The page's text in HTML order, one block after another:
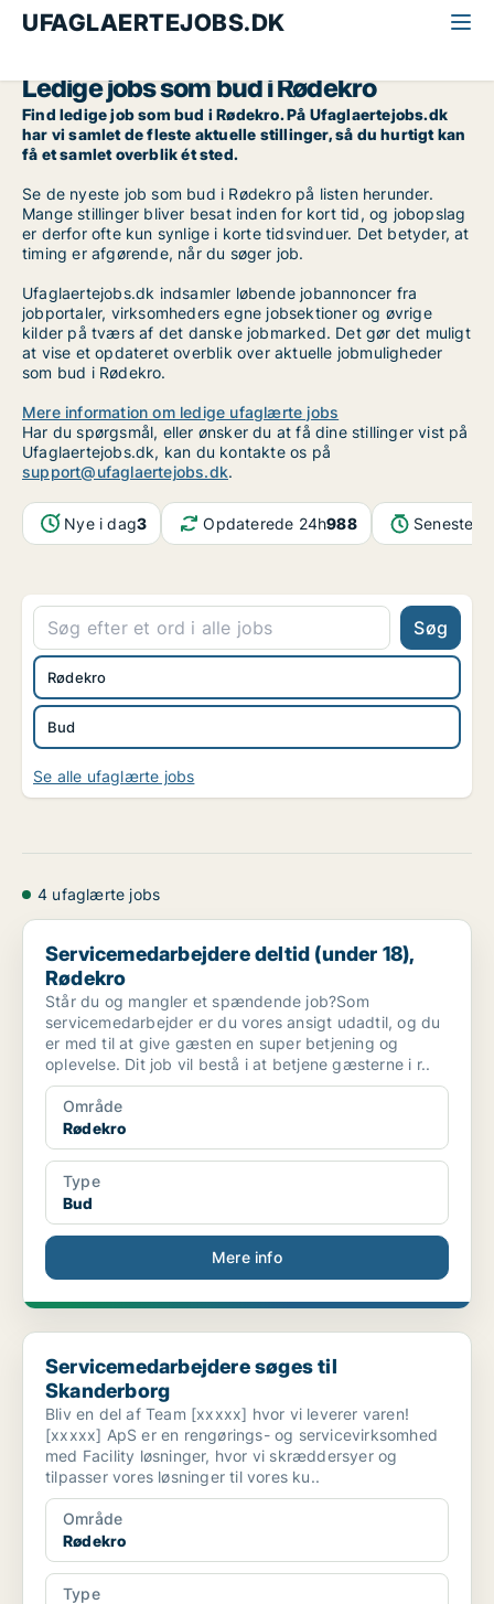
UFAGLAERTEJOBS.DK
Ledige jobs som bud i Rødekro
Find ledige job som bud i Rødekro. På Ufaglaertejobs.dk
har vi samlet de fleste aktuelle stillinger, så du hurtigt kan
få et samlet overblik ét sted.
Se de nyeste job som bud i Rødekro på listen herunder.
Mange stillinger bliver besat inden for kort tid, og jobopslag
er derfor ofte kun synlige i korte tidsvinduer. Det betyder, at
timing er afgørende, når du søger job.
Ufaglaertejobs.dk indsamler løbende jobannoncer fra
jobportaler, virksomheders egne jobsektioner og øvrige
kilder på tværs af det danske jobmarked. Det gør det muligt
at vise et opdateret overblik over aktuelle jobmuligheder
som bud i Rødekro.
Mere information om ledige ufaglærte jobs
Har du spørgsmål, eller ønsker du at få dine stillinger vist på
Ufaglaertejobs.dk, kan du kontakte os på
support@ufaglaertejobs.dk.
Nye i dag3 Opdaterede 24h988 Seneste
Søg
Bud
Rødekro
Se alle ufaglærte jobs
4 ufaglærte jobs
Servicemedarbejdere deltid (under 18), Rødekro
Servicemedarbejdere deltid (under 18),
Rødekro
Står du og mangler et spændende job?Som
servicemedarbejder er du vores ansigt udadtil, og du
er med til at give gæsten en super betjening og
oplevelse. Dit job vil bestå i at betjene gæsterne i r..
Område
Rødekro
Type
Bud
Mere info
Servicemedarbejdere søges til Skanderborg
Servicemedarbejdere søges til
Skanderborg
Bliv en del af Team [xxxxx] hvor vi leverer varen!
[xxxxx] ApS er en rengørings- og servicevirksomhed
med Facility løsninger, hvor vi skræddersyer og
tilpasser vores løsninger til vores ku..
Område
Rødekro
Type